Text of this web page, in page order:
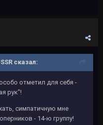
сказал:
отметил для себя -
рук"!
симпатичную мне
- 14-ю группу!